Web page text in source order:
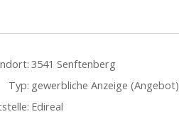
3541 Senftenberg
Typ: gewerbliche Anzeige (Angebot)
Edireal